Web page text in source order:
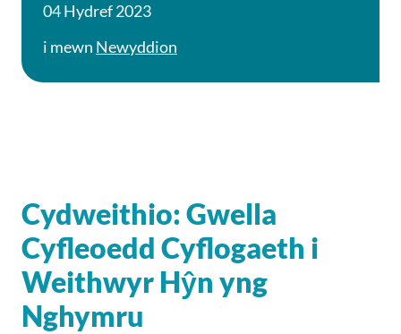
04 Hydref 2023
i mewn Newyddion
Cydweithio: Gwella
Cyfleoedd Cyflogaeth i
Weithwyr Hŷn yng
Nghymru